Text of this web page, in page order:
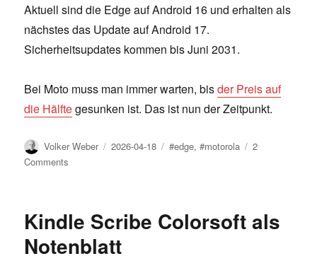
Aktuell sind die Edge auf Android 16 und erhalten als
nächstes das Update auf Android 17.
Sicherheitsupdates kommen bis Juni 2031.
Bei Moto muss man immer warten, bisder Preis auf
die Hälftegesunken ist. Das ist nun der Zeitpunkt.
Author
Volker Weber
Posted
2026-04-18 Tags
#edge,#motorola
2
Comments
zum
Preis
Kindle Scribe Colorsoft als
Notenblatt